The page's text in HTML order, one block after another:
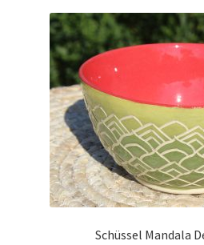
Schüssel Mandala